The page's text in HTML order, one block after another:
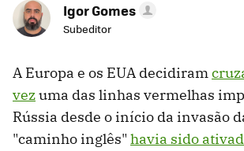
Igor Gomes
Subeditor
A Europa e os EUA decidiram
vezuma das linhas vermelhas
Rússia desde o início da invasão
"caminho inglês" havia sido